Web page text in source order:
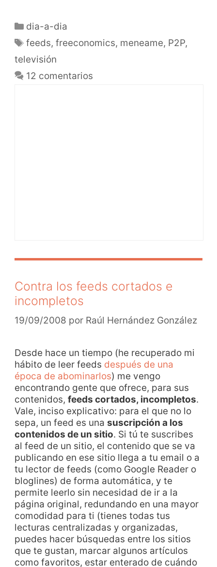
dia-a-dia
feeds,freeconomics, meneame, P2P,
televisión
12 comentarios
Contra los feeds cortados e
incompletos
19/09/2008 por Raúl Hernández González
Desde hace un tiempo (he recuperado mi
hábito de leer feeds después de una
época de abominarlos) me vengo
encontrando gente que ofrece, para sus
contenidos, feeds cortados, incompletos.
Vale, inciso explicativo: para el que no lo
sepa, un feed es una suscripción a los
contenidos de un sitio. Si tú te suscribes
al feed de un sitio, el contenido que se va
publicando en ese sitio llega a tu email o a
tu lector de feeds (como Google Reader o
bloglines) de forma automática, y te
permite leerlo sin necesidad de ir a la
página original, redundando en una mayor
comodidad para ti (tienes todas tus
lecturas centralizadas y organizadas,
puedes hacer búsquedas entre los sitios
que te gustan, marcar algunos artículos
como favoritos, estar enterado de cuándo